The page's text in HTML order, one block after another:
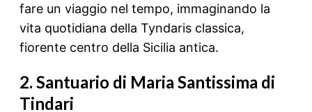
fare un viaggio nel tempo, immaginando la
vita quotidiana della Tyndaris classica,
fiorente centro della Sicilia antica.
2. Santuario di Maria Santissima di
Tindari